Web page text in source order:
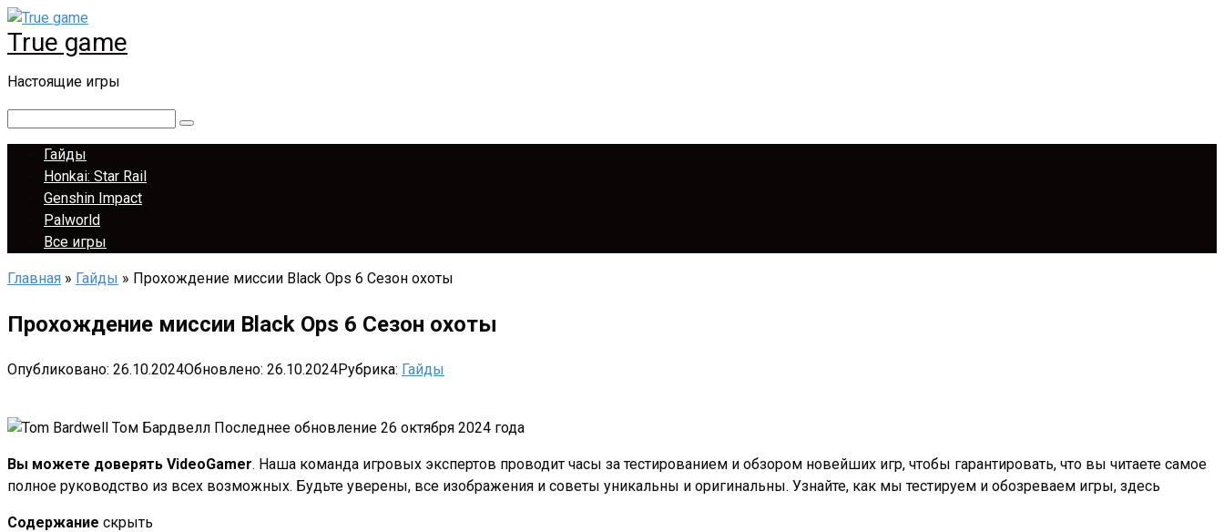
Перейти
к
контенту
True game
Настоящие игры
Гайды
Honkai: Star Rail
Genshin Impact
Palworld
Все игры
Главная » Гайды » Прохождение миссии Black Ops 6 Сезон охоты
Прохождение миссии Black Ops 6 Сезон охоты
Опубликовано: 26.10.2024Обновлено: 26.10.2024Рубрика: Гайды
Том Бардвелл Последнее обновление 26 октября 2024 года
Вы можете доверять VideoGamer. Наша команда игровых экспертов проводит часы за тестированием и обзором новейших игр, чтобы гарантировать, что вы читаете самое
полное руководство из всех возможных. Будьте уверены, все изображения и советы уникальны и оригинальны. Узнайте, как мы тестируем и обозреваем игры, здесь
Содержание скрыть